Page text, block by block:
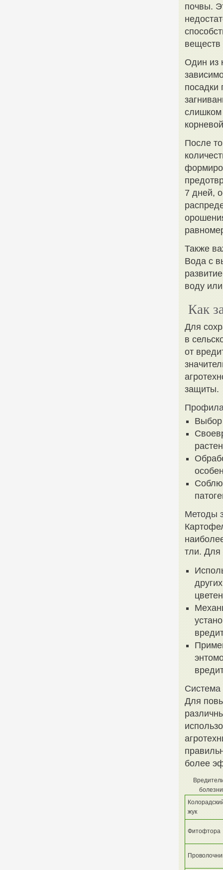
почвы.
веществ
Один из
посадки
слишком
После
7 дней,
Также
Вода с
воду
Как
Для
в
от
защиты.
Выбор
Методы
тли.
Для
более
болезни
жук
Фитофтора